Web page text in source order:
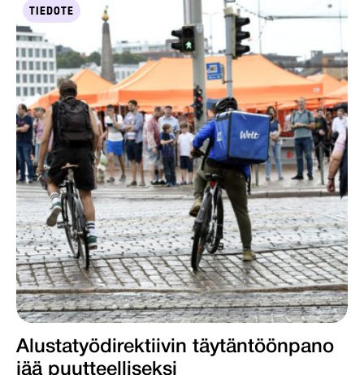
TIEDOTE
Alustatyödirektiivin täytäntöönpano
jää puutteelliseksi